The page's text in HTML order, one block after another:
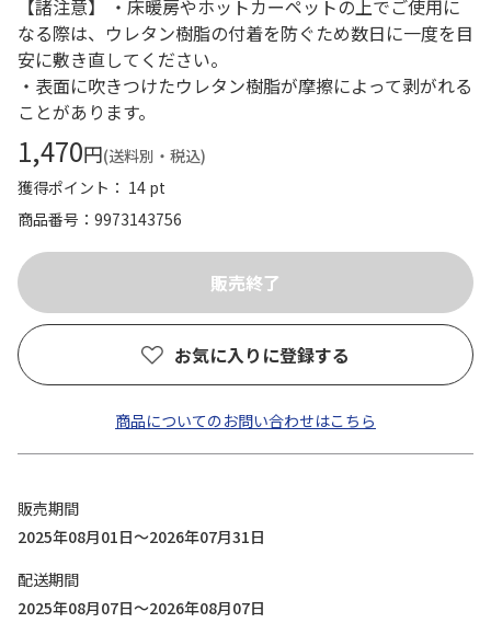
【諸注意】 ・床暖房やホットカーペットの上でご使用に
なる際は、ウレタン樹脂の付着を防ぐため数日に一度を目
安に敷き直してください。
・表面に吹きつけたウレタン樹脂が摩擦によって剥がれる
ことがあります。
1,470円(送料別・税込)
獲得ポイント： 14 pt
商品番号
9973143756
お気に入りに登録する
商品についてのお問い合わせはこちら
販売期間
2025年08月01日～2026年07月31日
配送期間
2025年08月07日～2026年08月07日